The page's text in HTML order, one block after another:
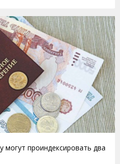
могут проиндексировать два